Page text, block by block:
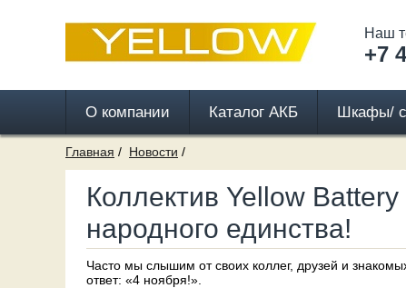
Наш
+7
О компании Каталог АКБ Шкафы/
Главная Новости
Коллектив Yellow
народного единства!
Часто мы слышим от своих коллег, друзей и
ответ: «4 ноября!».